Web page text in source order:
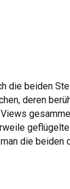
die beiden
deren
geflügelte
die beiden